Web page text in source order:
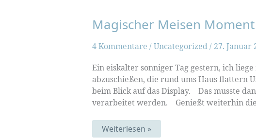
Magischer Meisen Moment
4 Kommentare /Uncategorized/ 27. Januar
Ein eiskalter sonniger Tag gestern, ich
abzuschießen, die rund ums Haus flattern
beim Blick auf das Display. Das musste
verarbeitet werden. Genießt weiterhin
Magischer
Meisen
Weiterlesen »